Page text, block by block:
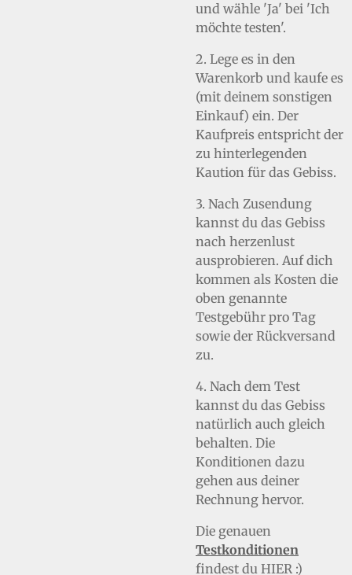
und wähle 'Ja' bei 'Ich
möchte testen'.
2. Lege es in den
Warenkorb und kaufe es
(mit deinem sonstigen
Einkauf) ein. Der
Kaufpreis entspricht der
zu hinterlegenden
Kaution für das Gebiss.
3. Nach Zusendung
kannst du das Gebiss
nach herzenlust
ausprobieren. Auf dich
kommen als Kosten die
oben genannte
Testgebühr pro Tag
sowie der Rückversand
zu.
4. Nach dem Test
kannst du das Gebiss
natürlich auch gleich
behalten. Die
Konditionen dazu
gehen aus deiner
Rechnung hervor.
Die genauen
Testkonditionen
findest du HIER :)